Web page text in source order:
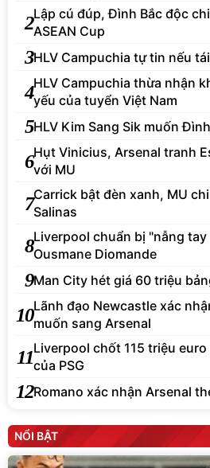
2Lập cú đúp, Đình Bắc độc
ASEAN Cup
3HLV Campuchia tự tin nếu
4HLV Campuchia thừa nhận
yếu của tuyển Việt Nam
5HLV Kim Sang Sik muốn
6Hụt Vinicius, Arsenal tranh
với MU
7Carrick bật đèn xanh, MU
Salinas
8Liverpool chuẩn bị "nẫng
Ousmane Diomande
9Man City hét giá 60 triệu
10Lãnh đạo Newcastle xác
muốn sang Arsenal
11Liverpool chốt 115 triệu
của PSG
12Romano xác nhận Arsenal
NỔI BẬT